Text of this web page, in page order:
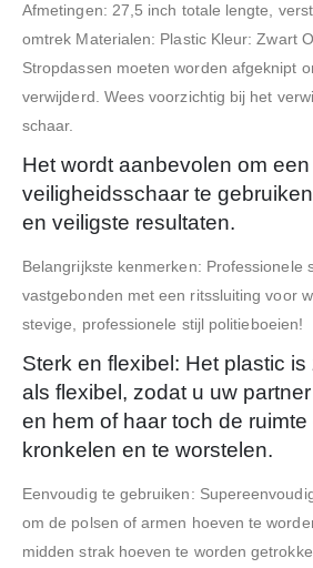
Afmetingen: 27,5 inch totale lengte,
omtrek Materialen: Plastic Kleur: Zwart
Stropdassen moeten worden afgeknipt
verwijderd. Wees voorzichtig bij het
schaar.
Het wordt aanbevolen om een
veiligheidsschaar te
en veiligste resultaten.
Belangrijkste kenmerken: Professionele
vastgebonden met een ritssluiting voor
stevige, professionele stijl politieboeien!
Sterk en flexibel: Het plastic is
als flexibel, zodat u uw
en hem of haar toch de ruimte
kronkelen en te worstelen.
Eenvoudig te gebruiken:
om de polsen of armen hoeven te
midden strak hoeven te worden